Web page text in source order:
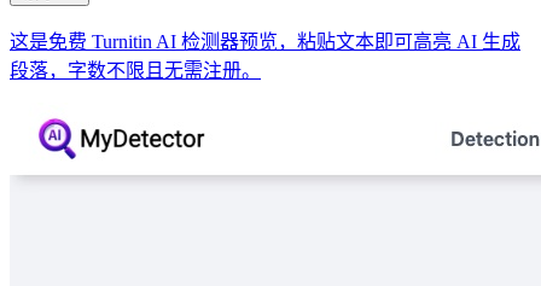
这是免费 Turnitin AI 检测器预览，粘贴文本即可高亮 AI 生成
段落，字数不限且无需注册。